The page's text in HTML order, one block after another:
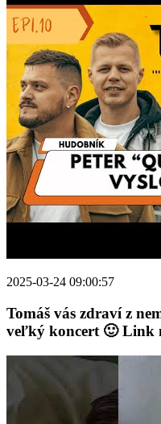
2025-03-24 09:00:57
Tomáš vás zdraví z
veľký koncert 🙂 Link